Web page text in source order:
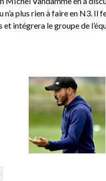
n’a plus rien à faire en N3. Il
et intégrera le groupe de